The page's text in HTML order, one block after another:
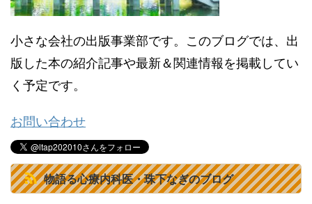
小さな会社の出版事業部です。このブログでは、出
版した本の紹介記事や最新＆関連情報を掲載してい
く予定です。
お問い合わせ
物語る心療内科医・珠下なぎのブログ